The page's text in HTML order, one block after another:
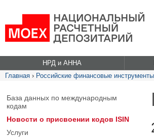
НРД и АННА
Главная › Российские финансовые инструменты
База данных по международным
кодам
Новости о присвоении кодов ISIN
Услуги